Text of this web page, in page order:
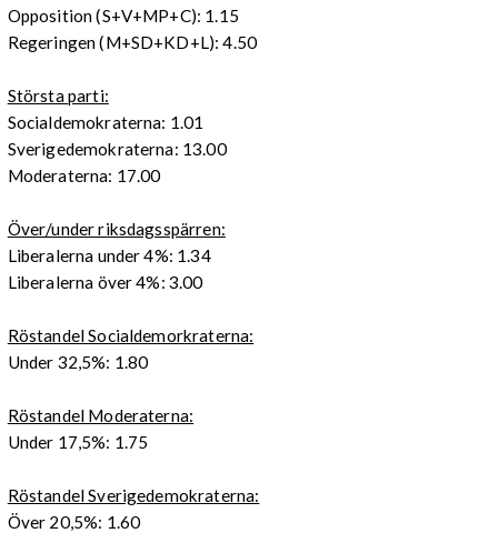
Opposition (S+V+MP+C): 1.15
Regeringen (M+SD+KD+L): 4.50
Största parti:
Socialdemokraterna: 1.01
Sverigedemokraterna: 13.00
Moderaterna: 17.00
Över/under riksdagsspärren:
Liberalerna under 4%: 1.34
Liberalerna över 4%: 3.00
Röstandel Socialdemorkraterna:
Under 32,5%: 1.80
Röstandel Moderaterna:
Under 17,5%: 1.75
Röstandel Sverigedemokraterna:
Över 20,5%: 1.60